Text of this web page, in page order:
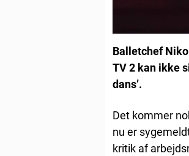
Balletchef
TV 2 kan ikke
dans’.
Det kommer
nu er
kritik af